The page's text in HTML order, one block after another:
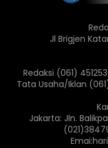
Jl Brigjen
Redaksi (061)
Tata Usaha/Iklan
Jakarta: Jln.